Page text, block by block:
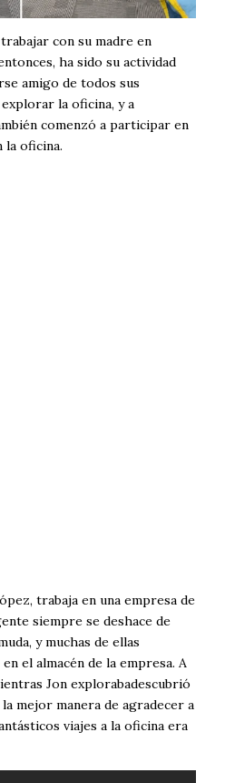
con su madre en
ha sido su actividad
amigo de todos sus
la oficina, y a
comenzó a participar en
la oficina.
trabaja en una empresa de
siempre se deshace de
y muchas de ellas
el almacén de la empresa. A
Jon explorabadescubrió
mejor manera de agradecer a
viajes a la oficina era